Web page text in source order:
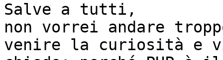
Salve a tutti,
non vorrei andare
venire la curiosità e